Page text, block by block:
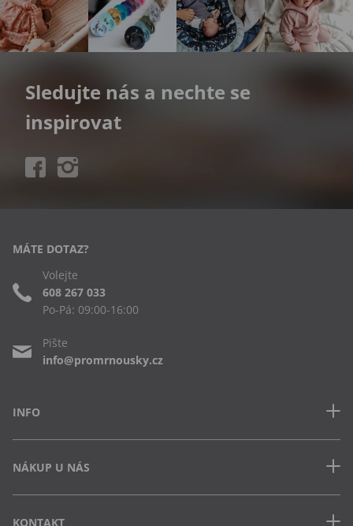
Sledujte nás a nechte se
inspirovat
INFO
Často kladené dotazy
Obchodní podmínky
Ochrana osobních údajů
NÁKUP U NÁS
KONTAKT
MÁTE DOTAZ?
Volejte
608 267 033
Po-Pá: 09:00-16:00
Pište
info@promrnousky.cz